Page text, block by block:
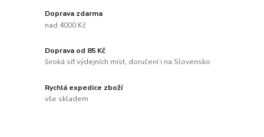
Doprava zdarma
nad 4000 Kč
Doprava od 85 Kč
široká síť výdejních míst, doručení i na Slovensko
Rychlá expedice zboží
vše skladem